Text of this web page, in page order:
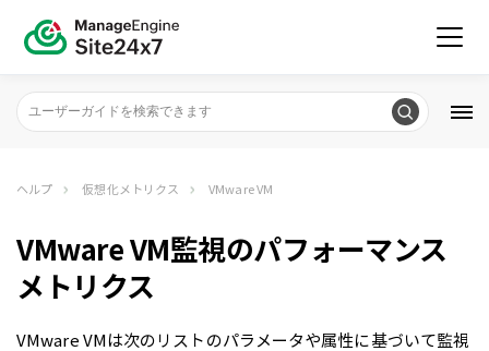
ヘルプ 仮想化メトリクス VMware VM
VMware VM監視のパフォーマンス
メトリクス
VMware VMは次のリストのパラメータや属性に基づいて監視